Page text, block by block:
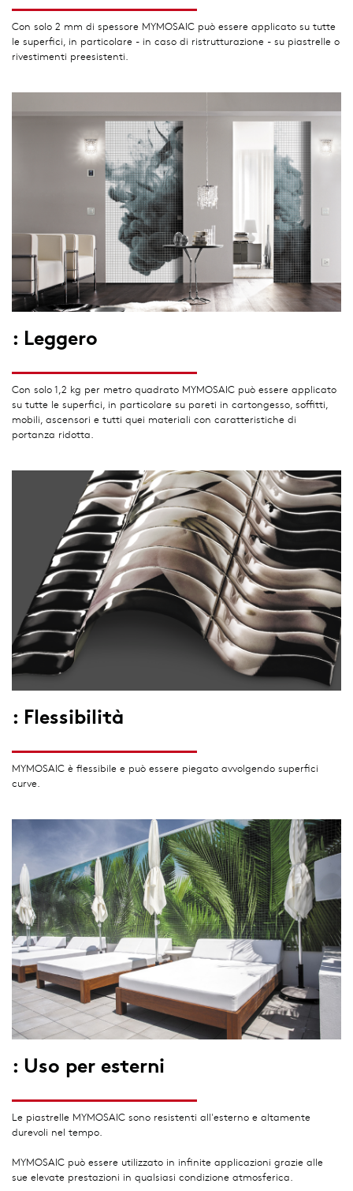
Con solo 2 mm di spessore MYMOSAIC può essere applicato su tutte
le superfici, in particolare - in caso di ristrutturazione - su piastrelle o
rivestimenti preesistenti.
: Leggero
Con solo 1,2 kg per metro quadrato MYMOSAIC può essere applicato
su tutte le superfici, in particolare su pareti in cartongesso, soffitti,
mobili, ascensori e tutti quei materiali con caratteristiche di
portanza ridotta.
: Flessibilità
MYMOSAIC è flessibile e può essere piegato avvolgendo superfici
curve.
: Uso per esterni
Le piastrelle MYMOSAIC sono resistenti all'esterno e altamente
durevoli nel tempo.
MYMOSAIC può essere utilizzato in infinite applicazioni grazie alle
sue elevate prestazioni in qualsiasi condizione atmosferica.